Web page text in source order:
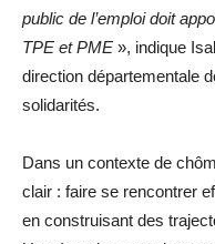
public de l’emploi doit
TPE et PME », indique
direction départementale
solidarités.
Dans un contexte de
clair : faire se rencontrer
en construisant des